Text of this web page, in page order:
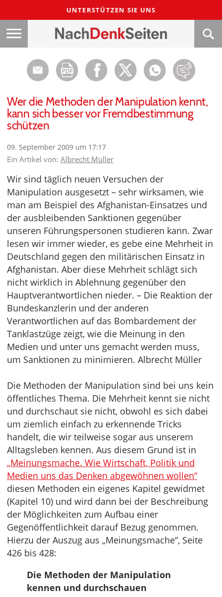
UNTERSTÜTZEN SIE UNS
Wer die Methoden der Manipulation kennt,
kann sich besser vor Fremdbestimmung
schützen
09. September 2009 um 17:17
Ein Artikel von: Albrecht Müller
Wir sind täglich neuen Versuchen der
Manipulation ausgesetzt – sehr wirksamen, wie
man am Beispiel des Afghanistan-Einsatzes und
der ausbleibenden Sanktionen gegenüber
unseren Führungspersonen studieren kann. Zwar
lesen wir immer wieder, es gebe eine Mehrheit in
Deutschland gegen den militärischen Einsatz in
Afghanistan. Aber diese Mehrheit schlägt sich
nicht wirklich in Ablehnung gegenüber den
Hauptverantwortlichen nieder. – Die Reaktion der
Bundeskanzlerin und der anderen
Verantwortlichen auf das Bombardement der
Tanklastzüge zeigt, wie die Meinung in den
Medien und unter uns gemacht werden muss,
um Sanktionen zu minimieren. Albrecht Müller
Die Methoden der Manipulation sind bei uns kein
öffentliches Thema. Die Mehrheit kennt sie nicht
und durchschaut sie nicht, obwohl es sich dabei
um ziemlich einfach zu erkennende Tricks
handelt, die wir teilweise sogar aus unserem
Alltagsleben kennen. Aus diesem Grund ist in
„Meinungsmache. Wie Wirtschaft, Politik und
Medien uns das Denken abgewöhnen wollen“
diesen Methoden ein eigenes Kapitel gewidmet
(Kapitel 10) und wird dann bei der Beschreibung
der Möglichkeiten zum Aufbau einer
Gegenöffentlichkeit darauf Bezug genommen.
Hierzu der Auszug aus „Meinungsmache“, Seite
426 bis 428:
Die Methoden der Manipulation
kennen und durchschauen